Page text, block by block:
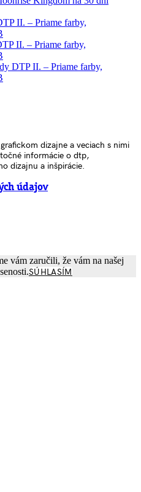
II. – Priame farby,
II. – Priame farby,
DTP II. – Priame farby,
dizajne a veciach s nimi
informácie o dtp,
dizajnu a inšpirácie.
údajov
vám zaručili, že vám na našej
SÚHLASÍM